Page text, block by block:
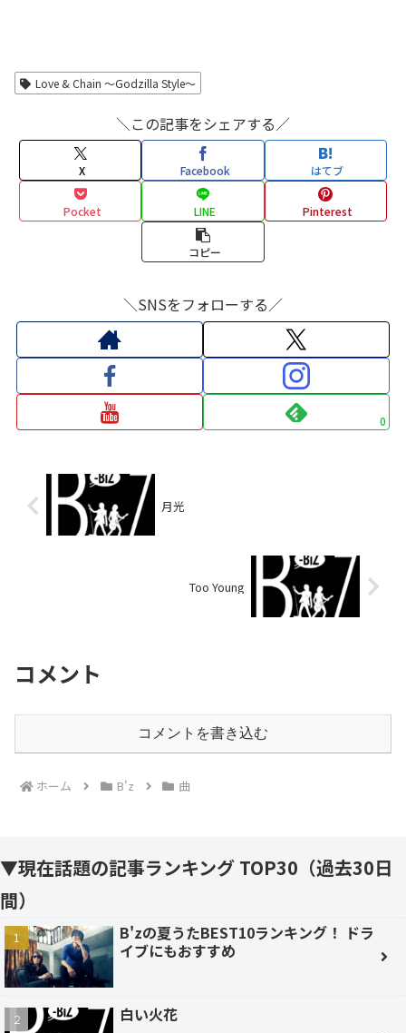
Love & Chain ～Godzilla Style～
＼この記事をシェアする／
X Facebook はてブ
Pocket LINE Pinterest
コピー
＼SNSをフォローする／
0
月光
Too Young
コメント
コメントを書き込む
ホーム B'z 曲
▼現在話題の記事ランキング TOP30（過去30日
間）
B'zの夏うたBEST10ランキング！ ドラ
イブにもおすすめ
白い火花